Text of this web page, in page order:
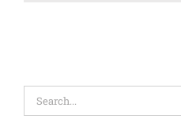
Search
for: